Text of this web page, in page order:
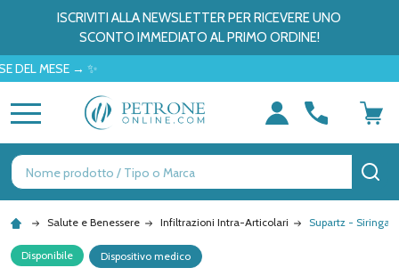
ISCRIVITI ALLA NEWSLETTER PER RICEVERE UNO
SCONTO IMMEDIATO AL PRIMO ORDINE!
→ ✨
Ricerca
Salute e Benessere Infiltrazioni Intra-Articolari Supartz - Siringa
Disponibile Dispositivo medico